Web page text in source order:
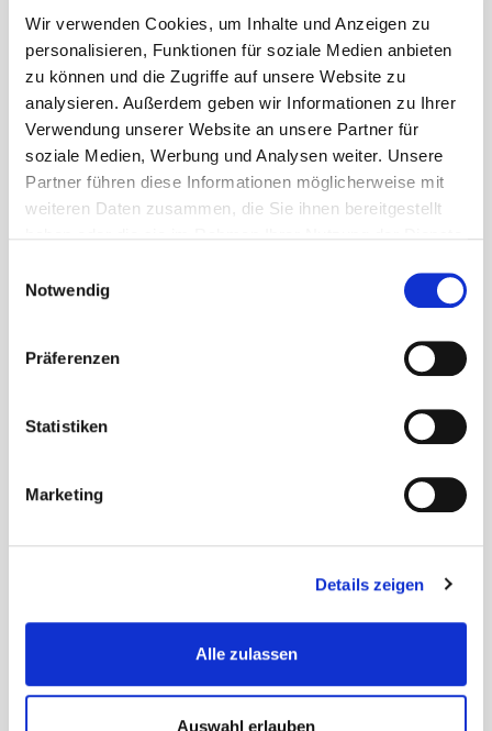
Wir verwenden Cookies, um Inhalte und Anzeigen zu
personalisieren, Funktionen für soziale Medien anbieten
zu können und die Zugriffe auf unsere Website zu
analysieren. Außerdem geben wir Informationen zu Ihrer
Verwendung unserer Website an unsere Partner für
soziale Medien, Werbung und Analysen weiter. Unsere
Partner führen diese Informationen möglicherweise mit
weiteren Daten zusammen, die Sie ihnen bereitgestellt
Notwendig
Präferenzen
Statistiken
Marketing
Details zeigen
Alle zulassen
Auswahl erlauben
06126 592-0
bgm@gemeinde-waldems.de
A
ll
ei
t